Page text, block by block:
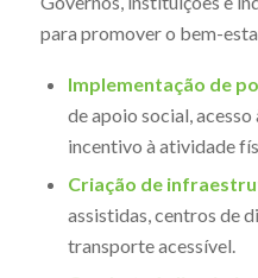
para promover o bem-
Implementação de
de apoio social, acesso
incentivo à atividade
Criação de
assistidas, centros de
transporte acessível.